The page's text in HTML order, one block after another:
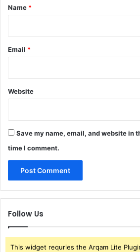
*
Name *
Email *
Website
Save my name, email, and website in
time I comment.
Follow Us
This widget requries the Arqam Lite